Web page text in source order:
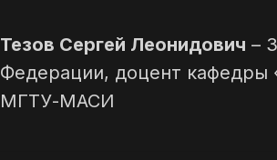
Тезов Сергей Леонидович –
Федерации, доцент кафедры
МГТУ-МАСИ